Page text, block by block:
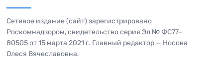
Сетевое издание (сайт) зарегистрировано
Роскомнадзором, свидетельство серия Эл № ФС77-
80505 от 15 марта 2021 г. Главный редактор — Носова
Олеся Вячеславовна.